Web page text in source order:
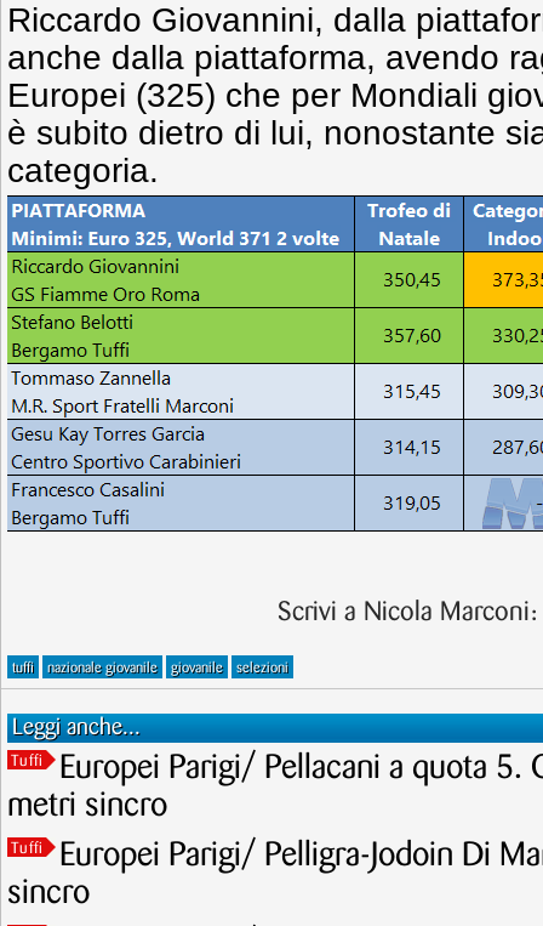
Riccardo Giovannini, dalla
anche dalla piattaforma, avendo
Europei (325) che per Mondiali
è subito dietro di lui, nonostante
categoria.
Scrivi a Nicola Marconi:
tuffi nazionale giovanile giovanile selezioni
Leggi anche...
Tuffi
Europei Parigi/ Pellacani a quota 5.
metri sincro
Tuffi
Europei Parigi/ Pelligra-Jodoin Di
sincro